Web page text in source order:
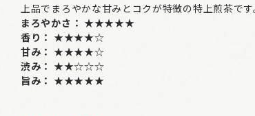
上品でまろやかな甘みとコクが特徴の特上煎茶です
まろやかさ： ★★★★★
香り： ★★★★☆
甘み： ★★★★☆
渋み： ★★☆☆☆
旨み： ★★★★★